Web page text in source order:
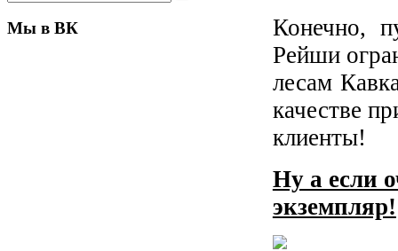
Конечно,
Рейши
лесам
качестве
клиенты!
Ну а если
экземпляр!
Мы в ВК